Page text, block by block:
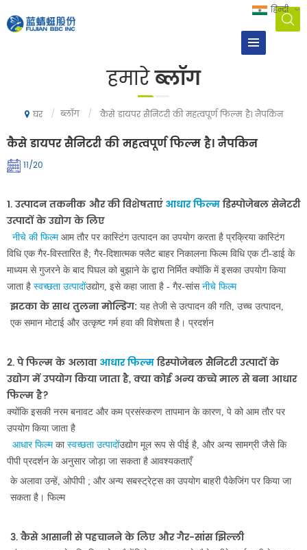
हिन्दी
हमारेब्लॉग
घर / ब्लॉग / कैसे डायपर सैनिटरी की महत्वपूर्ण फिल्म है। नैपकिन
कैसे डायपर सैनिटरी की महत्वपूर्ण फिल्म है। नैपकिन
11/20
1. उत्पादन तकनीक और की विशेषताएंआधार फिल्मडिस्पोजेबल सेनेटरी
उत्पादों के उद्योग के लिए
नीचे की फिल्मआम तौर पर कास्टिंग उत्पादन का उपयोग करता है प्रक्रिया कास्टिंग
विधि एक गैर-विस्तारित है; गैर-दिशात्मक फ्लैट बाहर निकालना फिल्म विधि एक टी-डाई के
माध्यम से गुजरने के बाद पिघल को बुझाने के द्वारा निर्मित क्योंकि में इसका उपयोग किया
जाता है स्वच्छता उत्पादोंउद्योग, इसे कहा जाता है - गैर-सांस नीचे फिल्म
झटका के साथ तुलना मोल्डिंग: यह तेजी से उत्पादन की गति, उच्च उत्पादन,
एक समान मोटाई और उत्कृष्ट गर्म हवा की विशेषता है। प्रदर्शन
2. पे फिल्म के अलावाआधार फिल्मडिस्पोजेबल सैनिटरी उत्पादों के
उद्योग में उपयोग किया जाता है, क्या कोई अन्य कच्चे माल से बना आधार
फिल्म है?
क्योंकि इसकी नरम बनावट और कम प्रसंस्करण तापमान के कारण, पे को आम तौर पर
उपयोग किया जाता है
आधार फिल्मकास्वच्छता उत्पादोंउद्योग मूल रूप से पीई है, और अन्य सामग्री जैसे कि
पीपी प्रदर्शन के अनुसार जोड़ा जा सकता है आवश्यकताएँ
के अलावा उन्हें, ओपीपी ; और अन्य सबस्ट्रेट्स का उपयोग बाहरी पैकेजिंग पर किया जा
सकता है। फिल्म
3. कैसे आसानी से पहचानने के लिए और गैर-सांस झिल्ली